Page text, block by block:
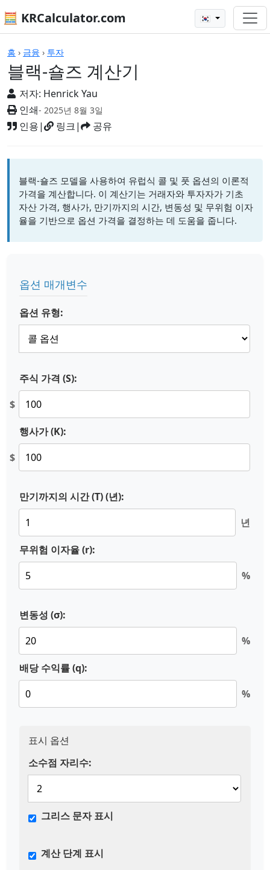
🧮 KRCalculator.com 🇰🇷
홈 › 금융 › 투자
블랙-숄즈 계산기
저자: Henrick Yau
인쇄- 2025년 8월 3일
인용| 링크| 공유
계산기
블랙-숄즈 모델을 사용하여 유럽식 콜 및 풋 옵션의 이론적
가격을 계산합니다. 이 계산기는 거래자와 투자자가 기초
자산 가격, 행사가, 만기까지의 시간, 변동성 및 무위험 이자
율을 기반으로 옵션 가격을 결정하는 데 도움을 줍니다.
옵션 매개변수
옵션 유형:
주식 가격 (S):
$
행사가 (K):
$
만기까지의 시간 (T) (년):
년
무위험 이자율 (r):
%
변동성 (σ):
%
배당 수익률 (q):
%
표시 옵션
소수점 자리수:
그리스 문자 표시
계산 단계 표시